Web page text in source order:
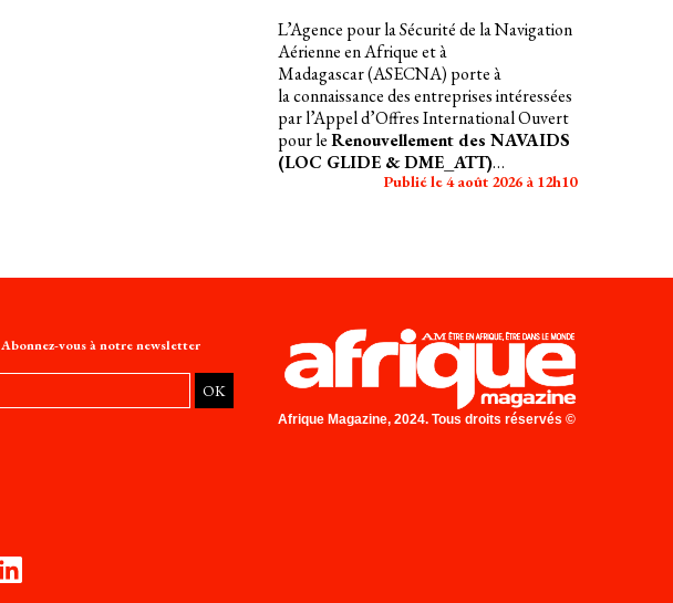
L’Agence pour la Sécurité de la Navigation
Aérienne en Afrique et à
Madagascar (ASECNA) porte à
la connaissance des entreprises intéressées
par l’Appel d’Offres International Ouvert
pour leRenouvellement des NAVAIDS
(LOC GLIDE & DME_ATT)
Publié le 4 août 2026 à 12h10
Abonnez-vous à notre newsletter
Afrique Magazine, 2024. Tous droits réservés ©